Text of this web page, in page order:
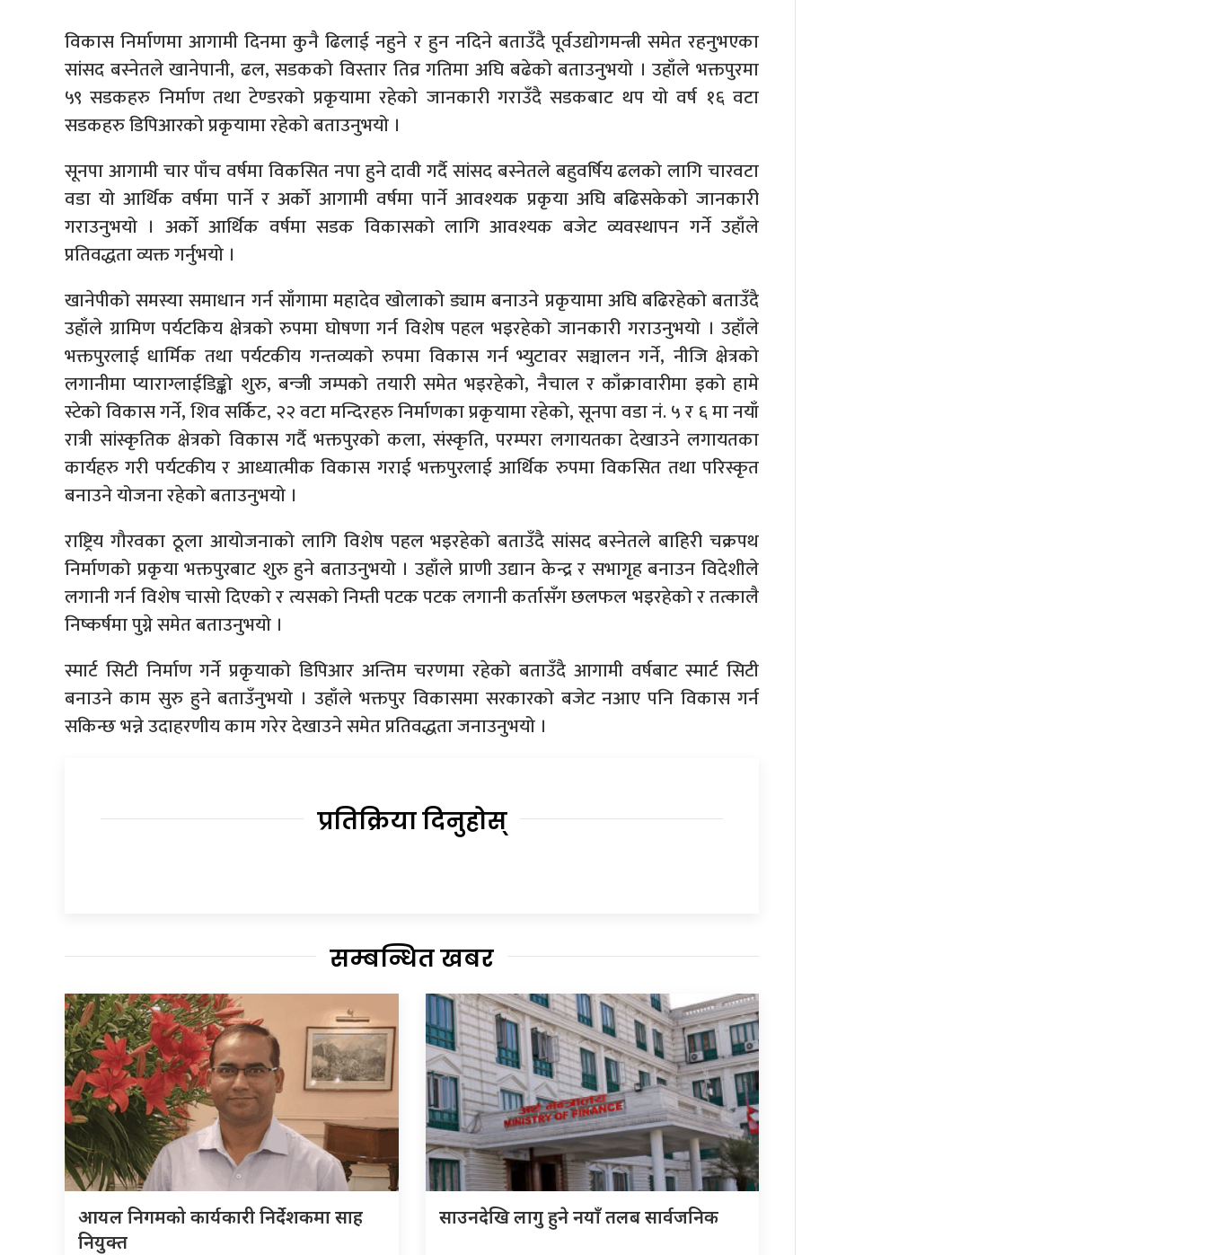
विकास निर्माणमा आगामी दिनमा कुनै ढिलाई नहुने र हुन नदिने बताउँदै पूर्वउद्योगमन्त्री समेत रहनुभएका
सांसद बस्नेतले खानेपानी, ढल, सडकको विस्तार तिव्र गतिमा अघि बढेको बताउनुभयो । उहाँले भक्तपुरमा
५९ सडकहरु निर्माण तथा टेण्डरको प्रकृयामा रहेको जानकारी गराउँदै सडकबाट थप यो वर्ष १६ वटा
सडकहरु डिपिआरको प्रकृयामा रहेको बताउनुभयो ।
सूनपा आगामी चार पाँच वर्षमा विकसित नपा हुने दावी गर्दै सांसद बस्नेतले बहुवर्षिय ढलको लागि चारवटा
वडा यो आर्थिक वर्षमा पार्ने र अर्को आगामी वर्षमा पार्ने आवश्यक प्रकृया अघि बढिसकेको जानकारी
गराउनुभयो । अर्को आर्थिक वर्षमा सडक विकासको लागि आवश्यक बजेट व्यवस्थापन गर्ने उहाँले
प्रतिवद्धता व्यक्त गर्नुभयो ।
खानेपीको समस्या समाधान गर्न साँगामा महादेव खोलाको ड्याम बनाउने प्रकृयामा अघि बढिरहेको बताउँदै
उहाँले ग्रामिण पर्यटकिय क्षेत्रको रुपमा घोषणा गर्न विशेष पहल भइरहेको जानकारी गराउनुभयो । उहाँले
भक्तपुरलाई धार्मिक तथा पर्यटकीय गन्तव्यको रुपमा विकास गर्न भ्युटावर सञ्चालन गर्ने, नीजि क्षेत्रको
लगानीमा प्याराग्लाईडिङ्को शुरु, बन्जी जम्पको तयारी समेत भइरहेको, नैचाल र काँक्रावारीमा इको हामे
स्टेको विकास गर्ने, शिव सर्किट, २२ वटा मन्दिरहरु निर्माणका प्रकृयामा रहेको, सूनपा वडा नं. ५ र ६ मा नयाँ
रात्री सांस्कृतिक क्षेत्रको विकास गर्दै भक्तपुरको कला, संस्कृति, परम्परा लगायतका देखाउने लगायतका
कार्यहरु गरी पर्यटकीय र आध्यात्मीक विकास गराई भक्तपुरलाई आर्थिक रुपमा विकसित तथा परिस्कृत
बनाउने योजना रहेको बताउनुभयो ।
राष्ट्रिय गौरवका ठूला आयोजनाको लागि विशेष पहल भइरहेको बताउँदै सांसद बस्नेतले बाहिरी चक्रपथ
निर्माणको प्रकृया भक्तपुरबाट शुरु हुने बताउनुभयो । उहाँले प्राणी उद्यान केन्द्र र सभागृह बनाउन विदेशीले
लगानी गर्न विशेष चासो दिएको र त्यसको निम्ती पटक पटक लगानी कर्तासँग छलफल भइरहेको र तत्कालै
निष्कर्षमा पुग्ने समेत बताउनुभयो ।
स्मार्ट सिटी निर्माण गर्ने प्रकृयाको डिपिआर अन्तिम चरणमा रहेको बताउँदै आगामी वर्षबाट स्मार्ट सिटी
बनाउने काम सुरु हुने बताउँनुभयो । उहाँले भक्तपुर विकासमा सरकारको बजेट नआए पनि विकास गर्न
सकिन्छ भन्ने उदाहरणीय काम गरेर देखाउने समेत प्रतिवद्धता जनाउनुभयो ।
प्रतिक्रिया दिनुहोस्
सम्बन्धित खबर
आयल निगमको कार्यकारी निर्देशकमा साह
नियुक्त
साउनदेखि लागु हुने नयाँ तलब सार्वजनिक